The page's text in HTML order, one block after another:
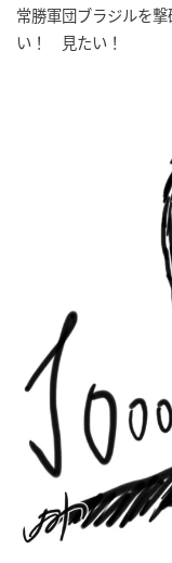
常勝軍団ブラジルを
い！ 見たい！